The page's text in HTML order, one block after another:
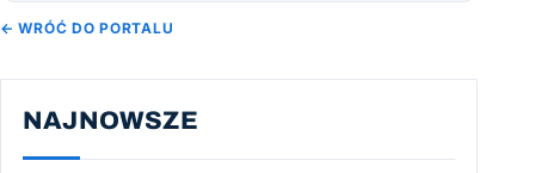
← WRÓĆ DO PORTALU
NAJNOWSZE